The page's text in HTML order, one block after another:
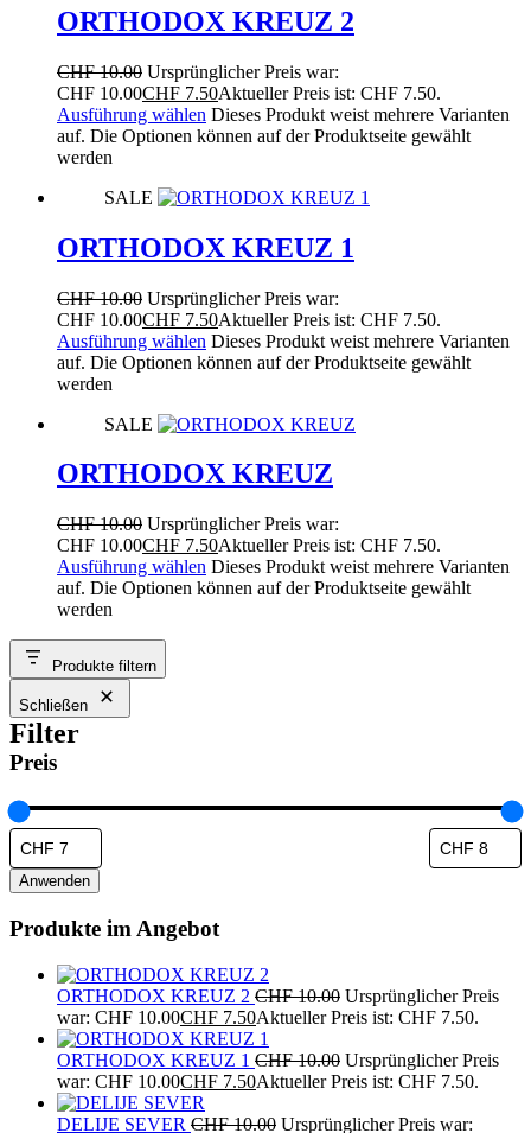
ORTHODOX KREUZ 2
CHF10.00 Ursprünglicher Preis war:
CHF 10.00CHF 7.50Aktueller Preis ist: CHF 7.50.
Ausführung wählen Dieses Produkt weist mehrere Varianten
auf. Die Optionen können auf der Produktseite gewählt
werden
SALE
ORTHODOX KREUZ 1
CHF10.00 Ursprünglicher Preis war:
CHF 10.00CHF 7.50Aktueller Preis ist: CHF 7.50.
Ausführung wählen Dieses Produkt weist mehrere Varianten
auf. Die Optionen können auf der Produktseite gewählt
werden
SALE
ORTHODOX KREUZ
CHF10.00 Ursprünglicher Preis war:
CHF 10.00CHF 7.50Aktueller Preis ist: CHF 7.50.
Ausführung wählen Dieses Produkt weist mehrere Varianten
auf. Die Optionen können auf der Produktseite gewählt
werden
Produkte filtern
Schließen
Filter
Preis
Anwenden
Produkte im Angebot
ORTHODOX KREUZ 2 CHF10.00 Ursprünglicher Preis
war: CHF 10.00CHF 7.50Aktueller Preis ist: CHF 7.50.
ORTHODOX KREUZ 1 CHF10.00 Ursprünglicher Preis
war: CHF 10.00CHF 7.50Aktueller Preis ist: CHF 7.50.
DELIJE SEVER CHF10.00 Ursprünglicher Preis war: